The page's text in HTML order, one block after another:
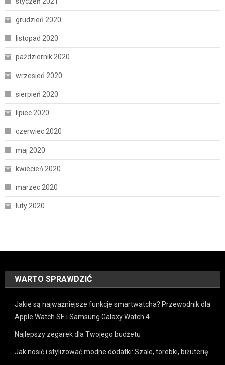
grudzień 2020
listopad 2020
październik 2020
wrzesień 2020
sierpień 2020
lipiec 2020
czerwiec 2020
maj 2020
kwiecień 2020
marzec 2020
luty 2020
WARTO SPRAWDZIĆ
Jakie są najważniejsze funkcje smartwatcha? Przewodnik dla
Apple Watch SE i Samsung Galaxy Watch 4
Najlepszy zegarek dla Twojego budżetu
Jak nosić i stylizować modne dodatki: Szale, torebki, biżuterię